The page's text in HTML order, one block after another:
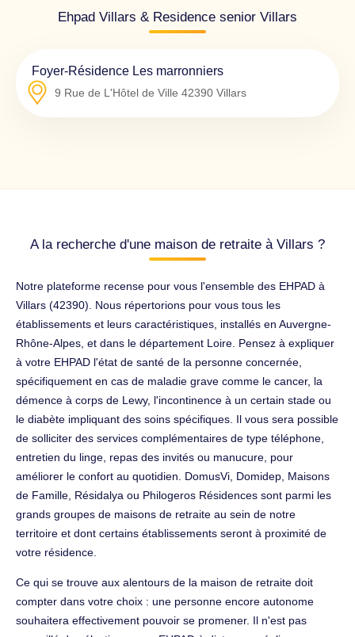
Ehpad Villars & Residence senior Villars
Foyer-Résidence Les marronniers
9 Rue de L'Hôtel de Ville 42390 Villars
A la recherche d'une maison de retraite à Villars ?
Notre plateforme recense pour vous l'ensemble des EHPAD à
Villars (42390). Nous répertorions pour vous tous les
établissements et leurs caractéristiques, installés en Auvergne-
Rhône-Alpes, et dans le département Loire. Pensez à expliquer
à votre EHPAD l'état de santé de la personne concernée,
spécifiquement en cas de maladie grave comme le cancer, la
démence à corps de Lewy, l'incontinence à un certain stade ou
le diabète impliquant des soins spécifiques. Il vous sera possible
de solliciter des services complémentaires de type téléphone,
entretien du linge, repas des invités ou manucure, pour
améliorer le confort au quotidien. DomusVi, Domidep, Maisons
de Famille, Résidalya ou Philogeros Résidences sont parmi les
grands groupes de maisons de retraite au sein de notre
territoire et dont certains établissements seront à proximité de
votre résidence.
Ce qui se trouve aux alentours de la maison de retraite doit
compter dans votre choix : une personne encore autonome
souhaitera effectivement pouvoir se promener. Il n'est pas